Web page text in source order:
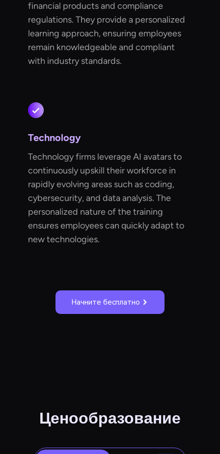
financial products and compliance
regulations. They provide a personalized
learning approach, ensuring employees
remain knowledgeable and compliant
with industry standards.
Technology
Technology firms leverage AI avatars to
continuously upskill their workforce in
rapidly evolving areas such as coding,
cybersecurity, and data analysis. The
personalized nature of the training
ensures employees can quickly adapt to
new technologies.
Начните бесплатно
Ценообразование